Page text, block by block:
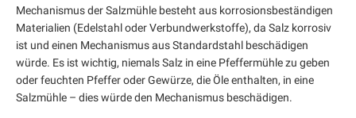
Mechanismus der Salzmühle besteht aus korrosionsbeständigen
Materialien (Edelstahl oder Verbundwerkstoffe), da Salz korrosiv
ist und einen Mechanismus aus Standardstahl beschädigen
würde. Es ist wichtig, niemals Salz in eine Pfeffermühle zu geben
oder feuchten Pfeffer oder Gewürze, die Öle enthalten, in eine
Salzmühle – dies würde den Mechanismus beschädigen.